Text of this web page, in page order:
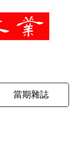
當期雜誌